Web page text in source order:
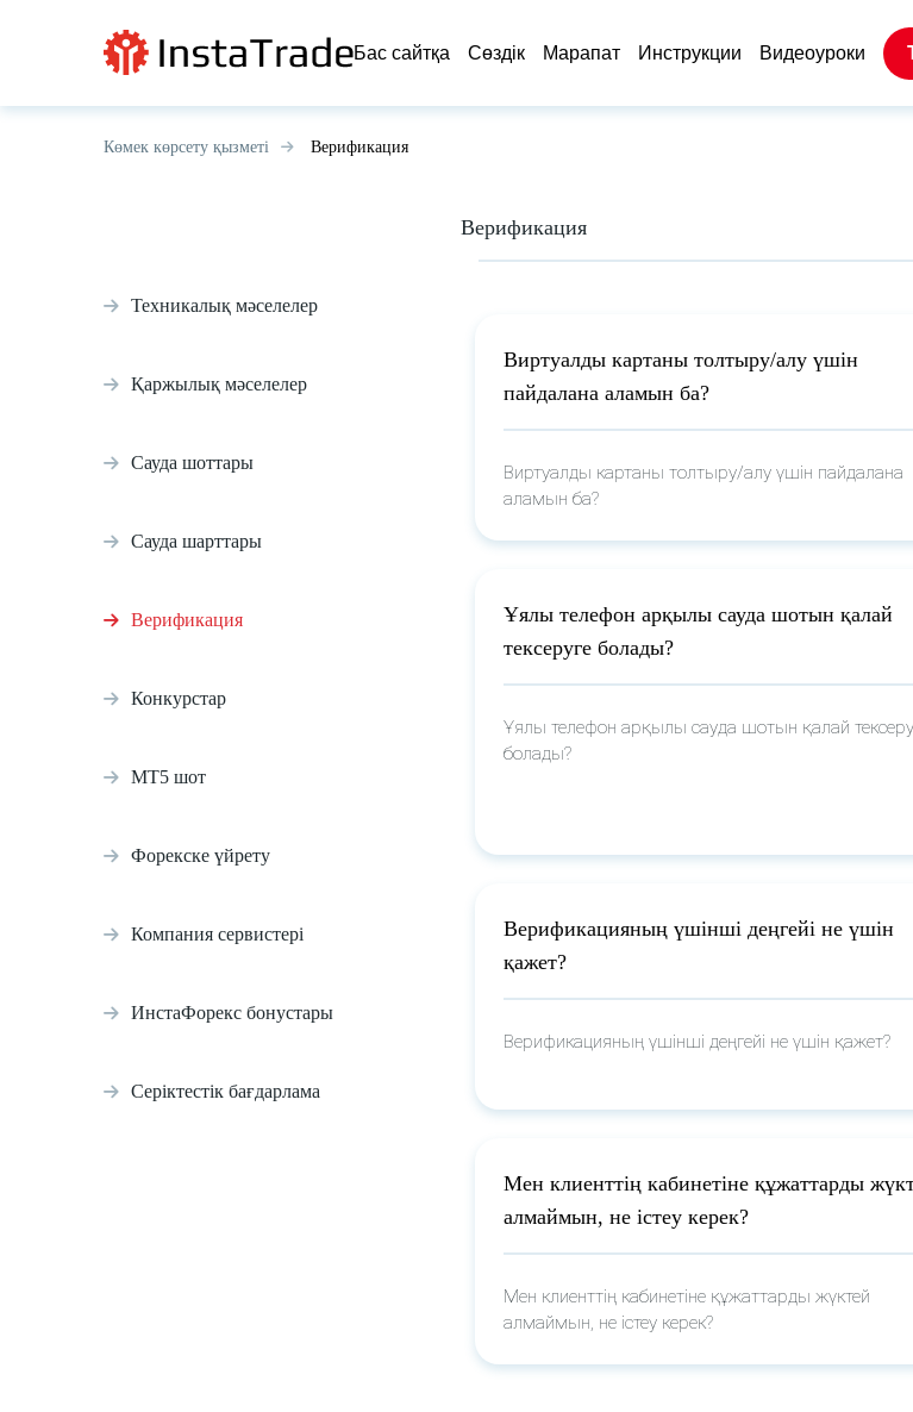
Бас сайтқа Сөздік Марапат Инструкции Видеоуроки
Көмек көрсету қызметі Верификация
Техникалық мәселелер
Қаржылық мәселелер
Сауда шоттары
Сауда шарттары
Верификация
Конкурстар
МТ5 шот
Форекске үйрету
Компания сервистері
ИнстаФорекс бонустары
Серіктестік бағдарлама
Верификация
Виртуалды картаны толтыру/алу үшін
пайдалана аламын ба?
Виртуалды картаны толтыру/алу үшін пайдалана
аламын ба?
Ұялы телефон арқылы сауда шотын қалай
тексеруге болады?
Ұялы телефон арқылы сауда шотын қалай
болады?
Верификацияның үшінші деңгейі не үшін
қажет?
Верификацияның үшінші деңгейі не үшін қажет?
Мен клиенттің кабинетіне құжаттарды
алмаймын, не істеу керек?
Мен клиенттің кабинетіне құжаттарды жүктей
алмаймын, не істеу керек?